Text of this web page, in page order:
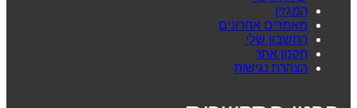
המגזין
מאמרים אחרונים
החשבון שלי
תקנון אתר
הצהרת נגישות